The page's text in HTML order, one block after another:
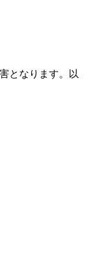
となります。以